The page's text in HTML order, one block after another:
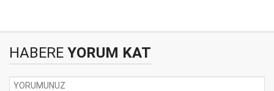
HABERE YORUM KAT